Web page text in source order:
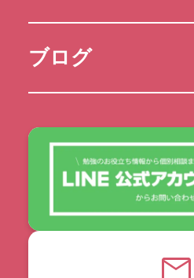
ブログ